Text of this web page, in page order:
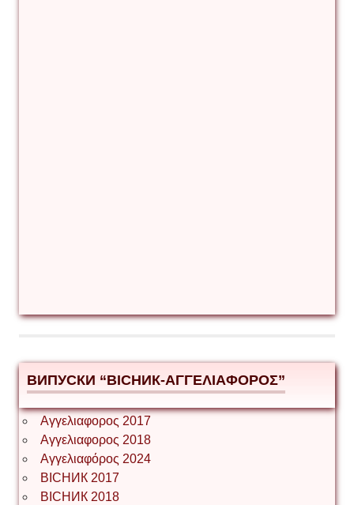
ВИПУСКИ “ВІСНИК-ΑΓΓΕΛΙΑΦΟΡΟΣ”
Αγγελιαφορος 2017
Αγγελιαφορος 2018
Αγγελιαφόρος 2024
ВІСНИК 2017
ВІСНИК 2018